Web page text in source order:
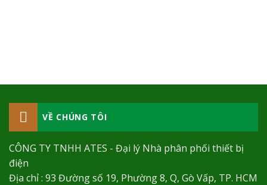
VỀ CHÚNG TÔI
CÔNG TY TNHH ATES - Đại lý Nhà phân phối thiết bị
điện
Địa chỉ : 93 Đường số 19, Phường 8, Q, Gò Vấp, TP. HCM